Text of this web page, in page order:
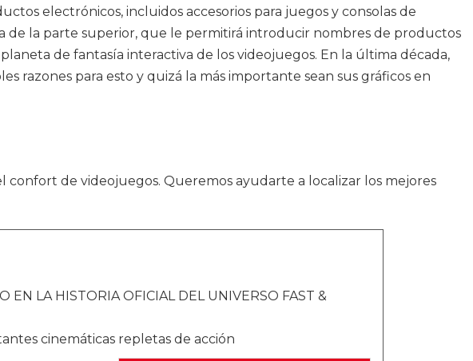
electrónicos, incluidos accesorios para juegos y consolas de
de la parte superior, que le permitirá introducir nombres de productos
de fantasía interactiva de los videojuegos. En la última década,
razones para esto y quizá la más importante sean sus gráficos en
confort de videojuegos. Queremos ayudarte a localizar los mejores
EN LA HISTORIA OFICIAL DEL UNIVERSO FAST &
cinemáticas repletas de acción